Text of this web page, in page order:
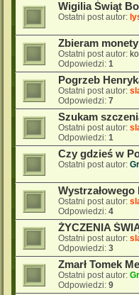
Wigilia Świąt
Ostatni post autor:
Zbieram
Ostatni post autor:
Odpowiedzi: 1
Pogrzeb
Ostatni post autor:
Odpowiedzi: 7
Szukam
Ostatni post autor:
Odpowiedzi: 1
Czy gdzieś w
Ostatni post autor:
Ostatni post autor:
Odpowiedzi: 4
ŻYCZENIA
Ostatni post autor:
Odpowiedzi: 3
Zmarł Tomek
Ostatni post autor:
Odpowiedzi: 9